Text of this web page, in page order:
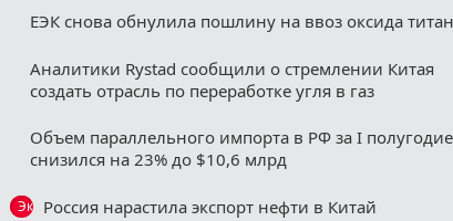
ЕЭК снова обнулила пошлину на ввоз оксида
Аналитики Rystad сообщили о стремлении Китая
создать отрасль по переработке угля в газ
Объем параллельного импорта в РФ за I полугодие
снизился на 23% до $10,6 млрд
Эксклюзив
Россия нарастила экспорт нефти в Китай